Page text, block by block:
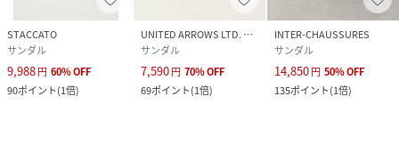
STACCATO
サンダル
9,988円 60%OFF
90ポイント(1倍)
UNITED ARROWS LTD. OUTLET
サンダル
7,590円 70%OFF
69ポイント(1倍)
INTER-CHAUSSURES
サンダル
14,850円 50%OFF
135ポイント(1倍)